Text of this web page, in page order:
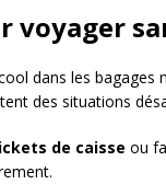
voyager
dans les
des situations
de caisse ou